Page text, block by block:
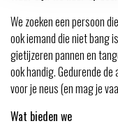
We zoeken een persoon
ook iemand die niet bang
gietijzeren pannen en
ook handig. Gedurende
voor je neus (en mag je
Wat bieden we